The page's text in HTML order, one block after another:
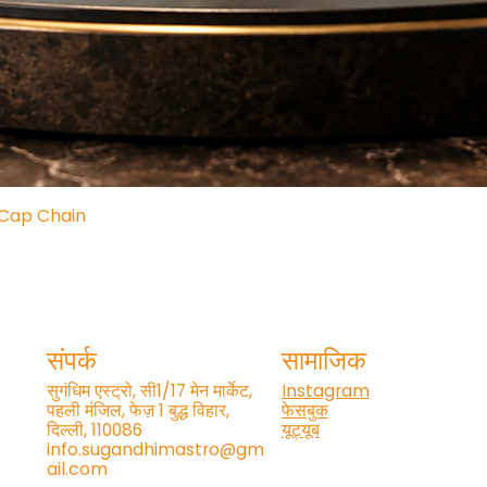
Chain
संपर्क
सुगंधिम एस्ट्रो, सी1/17 मेन मार्केट,
पहली मंजिल, फेज़ 1 बुद्ध विहार,
दिल्ली, 110086
info.sugandhimastro@gm
ail.com
सामाजिक
Instagram
फेसबुक
यूट्यूब